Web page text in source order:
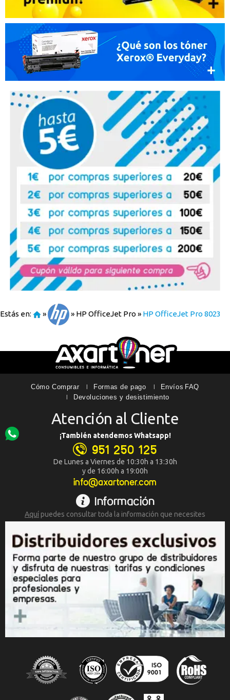
Estás en: » » HP OfficeJet Pro » HP OfficeJet Pro 8023
Cómo Comprar Formas de pago Envíos FAQ
Devoluciones y desistimiento
Atención al Cliente
¡También atendemos Whatsapp!
951 250 125
De Lunes a Viernes de 10:30h a 13:30h
y de 16:00h a 19:00h
info@axartoner.com
Información
Aquípuedes consultar toda la información que necesites